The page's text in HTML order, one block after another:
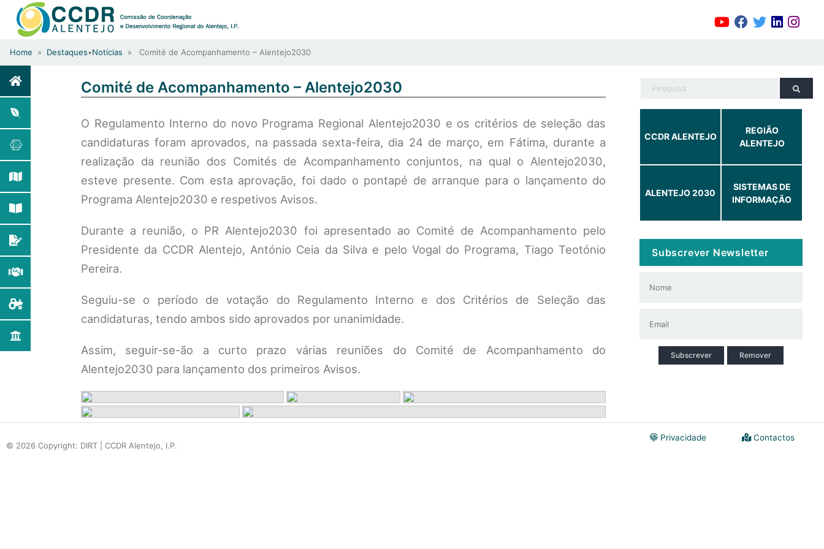
Home » Destaques•Notícias » Comité de Acompanhamento – Alentejo2030
Comité de Acompanhamento – Alentejo2030
O Regulamento Interno do novo Programa Regional Alentejo2030 e os critérios de seleção das
candidaturas foram aprovados, na passada sexta-feira, dia 24 de março, em Fátima, durante a
realização da reunião dos Comités de Acompanhamento conjuntos, na qual o Alentejo2030,
esteve presente. Com esta aprovação, foi dado o pontapé de arranque para o lançamento do
Programa Alentejo2030 e respetivos Avisos.
Durante a reunião, o PR Alentejo2030 foi apresentado ao Comité de Acompanhamento pelo
Presidente da CCDR Alentejo, António Ceia da Silva e pelo Vogal do Programa, Tiago Teotónio
Pereira.
Seguiu-se o período de votação do Regulamento Interno e dos Critérios de Seleção das
candidaturas, tendo ambos sido aprovados por unanimidade.
Assim, seguir-se-ão a curto prazo várias reuniões do Comité de Acompanhamento do
Alentejo2030 para lançamento dos primeiros Avisos.
CCDR ALENTEJO
REGIÃO
ALENTEJO
ALENTEJO 2030
SISTEMAS DE
INFORMAÇÃO
Subscrever Newsletter
Subscrever Remover
© 2026 Copyright: DIRT | CCDR Alentejo, I.P.
Contactos
Privacidade